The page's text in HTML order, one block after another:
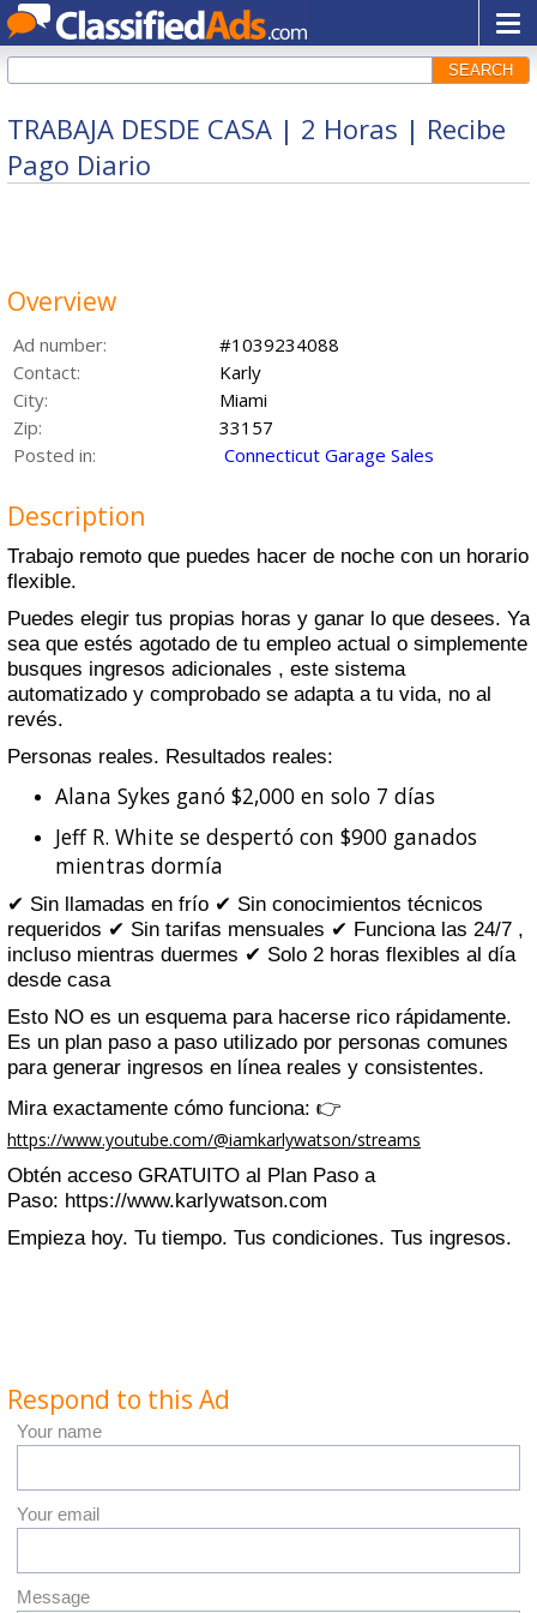
SEARCH
TRABAJA DESDE CASA | 2 Horas | Recibe
Pago Diario
Overview
Ad number:
#1039234088
Contact:
Karly
City:
Miami
Zip:
33157
Posted in:
Connecticut Garage Sales
Description
Trabajo remoto que puedes hacer de noche con un horario
flexible.
Puedes elegir tus propias horas y ganar lo que desees. Ya
sea que estés agotado de tu empleo actual o simplemente
busques ingresos adicionales , este sistema
automatizado y comprobado se adapta a tu vida, no al
revés.
Personas reales. Resultados reales:
Alana Sykes ganó $2,000 en solo 7 días
Jeff R. White se despertó con $900 ganados
mientras dormía
✔ Sin llamadas en frío ✔ Sin conocimientos técnicos
requeridos ✔ Sin tarifas mensuales ✔ Funciona las 24/7 ,
incluso mientras duermes ✔ Solo 2 horas flexibles al día
desde casa
Esto NO es un esquema para hacerse rico rápidamente.
Es un plan paso a paso utilizado por personas comunes
para generar ingresos en línea reales y consistentes.
Mira exactamente cómo funciona: 👉
https://www.youtube.com/@iamkarlywatson/streams
Obtén acceso GRATUITO al Plan Paso a
Paso: https://www.karlywatson.com
Empieza hoy. Tu tiempo. Tus condiciones. Tus ingresos.
Respond to this Ad
Your name
Your email
Message